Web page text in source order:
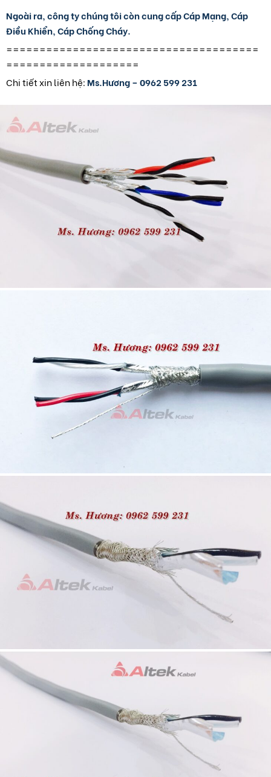
Ngoài ra, công ty chúng tôi còn cung cấp Cáp Mạng, Cáp
Điều Khiển, Cáp Chống Cháy.
======================================
====================
Chi tiết xin liên hệ:Ms.Hương – 0962 599 231